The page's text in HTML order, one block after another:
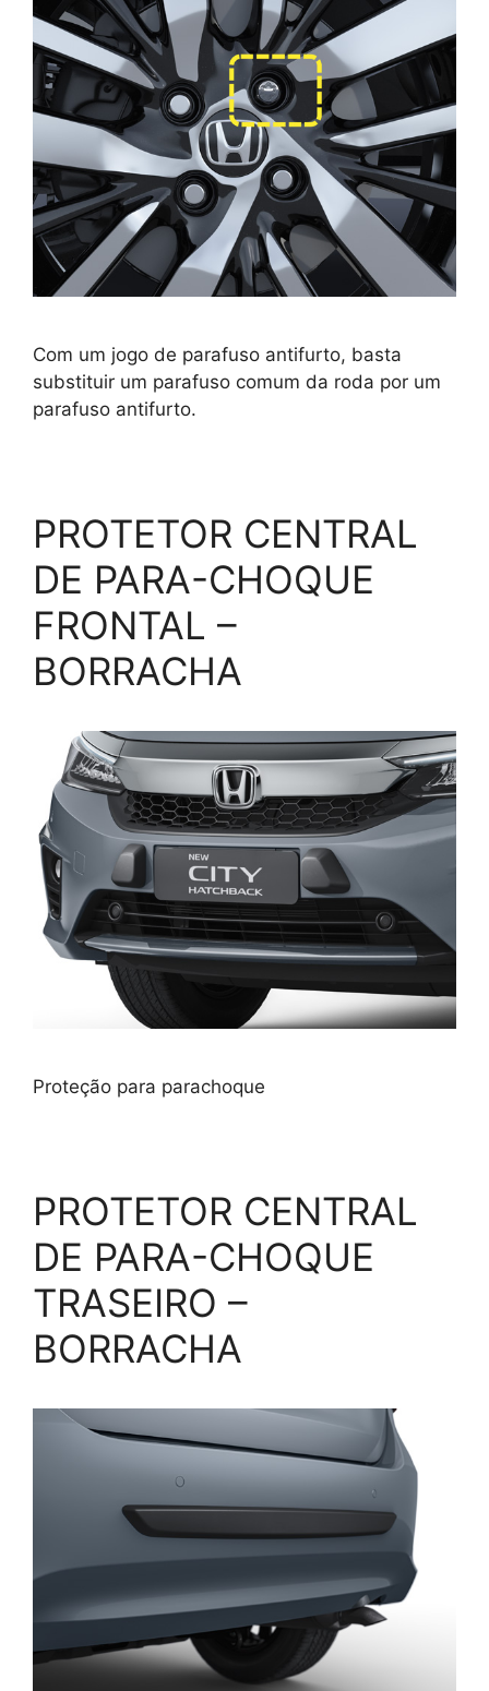
Com um jogo de parafuso antifurto, basta
substituir um parafuso comum da roda por um
parafuso antifurto.
PROTETOR CENTRAL
DE PARA-CHOQUE
FRONTAL –
BORRACHA
Proteção para parachoque
PROTETOR CENTRAL
DE PARA-CHOQUE
TRASEIRO –
BORRACHA